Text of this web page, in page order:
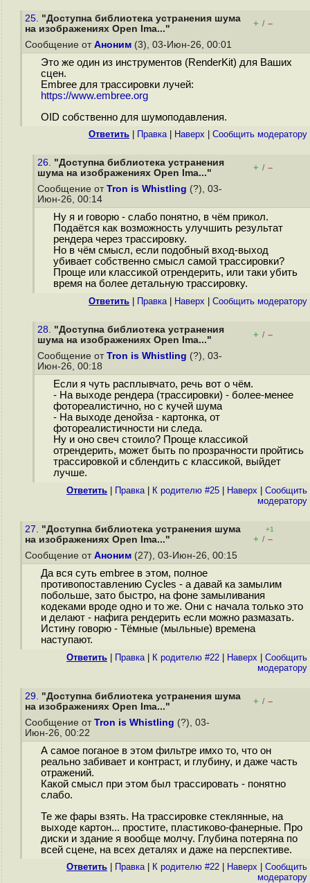
25. "Доступна библиотека устранения шума
на изображениях Open Ima..."
+ / –
Сообщение от Аноним (3), 03-Июн-26, 00:01
Это же один из инструментов (RenderKit) для Ваших
сцен.
Embree для трассировки лучей:
https://www.embree.org
OID собственно для шумоподавления.
Ответить Правка| Наверх Cообщить модератору
26. "Доступна библиотека устранения
шума на изображениях Open Ima..."
+ / –
Сообщение от Tron is Whistling (?), 03-
Июн-26, 00:14
Ну я и говорю - слабо понятно, в чём прикол.
Подаётся как возможность улучшить результат
рендера через трассировку.
Но в чём смысл, если подобный вход-выход
убивает собственно смысл самой трассировки?
Проще или классикой отрендерить, или таки убить
время на более детальную трассировку.
Ответить Правка| Наверх Cообщить модератору
28. "Доступна библиотека устранения
шума на изображениях Open Ima..."
+ / –
Сообщение от Tron is Whistling (?), 03-
Июн-26, 00:18
Если я чуть расплывчато, речь вот о чём.
- На выходе рендера (трассировки) - более-менее
фотореалистично, но с кучей шума
- На выходе денойза - картонка, от
фотореалистичности ни следа.
Ну и оно свеч стоило? Проще классикой
отрендерить, может быть по прозрачности пройтись
трассировкой и сблендить с классикой, выйдет
лучше.
Ответить Правка| К родителю #25 Наверх
Cообщить
модератору
27. "Доступна библиотека устранения шума
на изображениях Open Ima..."
+1
+ / –
Сообщение от Аноним (27), 03-Июн-26, 00:15
Да вся cуть embree в этом, полное
противопоставлению Cycles - а давай ка замылим
побольше, зато быстро, на фоне замыливания
кодеками вроде одно и то же. Они с начала только это
и делают - нафига рендерить если можно размазать.
Истину говорю - Тёмные (мыльные) времена
наступают.
Ответить Правка| К родителю #22 Наверх
Cообщить
модератору
29. "Доступна библиотека устранения шума
на изображениях Open Ima..."
+ / –
Сообщение от Tron is Whistling (?), 03-
Июн-26, 00:22
А самое поганое в этом фильтре имхо то, что он
реально забивает и контраст, и глубину, и даже часть
отражений.
Какой смысл при этом был трассировать - понятно
слабо.
Те же фары взять. На трассировке стеклянные, на
выходе картон... простите, пластиково-фанерные. Про
диски и здание я вообще молчу. Глубина потеряна по
всей сцене, на всех деталях и даже на перспективе.
Ответить Правка| К родителю #22 Наверх
Cообщить
модератору